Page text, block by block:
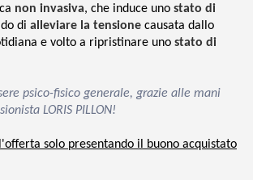
non invasiva, che induce uno stato di
di alleviare la tensione causata dallo
e volto a ripristinare uno stato di
psico-fisico generale, grazie alle mani
LORIS PILLON!
solo presentando il buono acquistato